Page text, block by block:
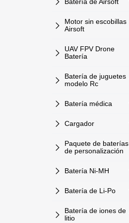
Motor sin escobillas
Airsoft
UAV FPV Drone
Batería
Batería de juguetes
modelo Rc
Batería médica
Cargador
Paquete de baterías
de personalización
Batería Ni-MH
Batería de Li-Po
Batería de iones de
litio